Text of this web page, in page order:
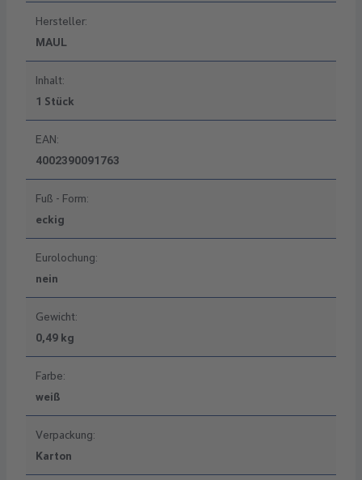
Hersteller:
MAUL
Inhalt:
1 Stück
EAN:
4002390091763
Fuß - Form:
eckig
Eurolochung:
nein
Gewicht:
0,49 kg
Farbe:
weiß
Verpackung:
Karton